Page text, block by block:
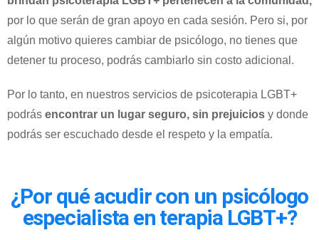
por lo que serán de gran apoyo en cada sesión. Pero si, por
algún motivo quieres cambiar de psicólogo, no tienes que
detener tu proceso, podrás cambiarlo sin costo adicional.
Por lo tanto, en nuestros servicios de psicoterapia LGBT+
podrás encontrar un lugar seguro, sin prejuicios y donde
podrás ser escuchado desde el respeto y la empatía.
¿Por qué acudir con un psicólogo
especialista en terapia LGBT+?